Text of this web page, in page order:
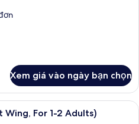
Xem giá vào ngày bạn chọn
Bộ đồ giường cao cấp, chăn bông,
Wing, For 1-2 Adults)